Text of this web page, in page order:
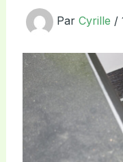
Par Cyrille /